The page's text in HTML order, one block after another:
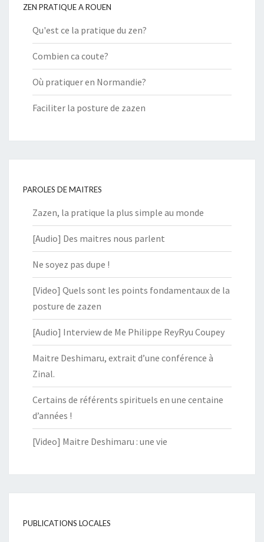
ZEN PRATIQUE A ROUEN
Qu'est ce la pratique du zen?
Combien ca coute?
Où pratiquer en Normandie?
Faciliter la posture de zazen
PAROLES DE MAITRES
Zazen, la pratique la plus simple au monde
[Audio] Des maitres nous parlent
Ne soyez pas dupe !
[Video] Quels sont les points fondamentaux de la
posture de zazen
[Audio] Interview de Me Philippe ReyRyu Coupey
Maitre Deshimaru, extrait d’une conférence à
Zinal.
Certains de référents spirituels en une centaine
d’années !
[Video] Maitre Deshimaru : une vie
PUBLICATIONS LOCALES